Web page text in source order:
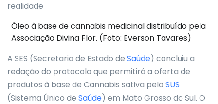
realidade
Óleo à base de cannabis medicinal distribuído pela
Associação Divina Flor. (Foto: Everson Tavares)
A SES (Secretaria de Estado de Saúde) concluiu a
redação do protocolo que permitirá a oferta de
produtos à base de Cannabis sativa pelo SUS
(Sistema Único de Saúde) em Mato Grosso do Sul. O